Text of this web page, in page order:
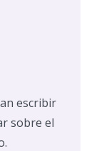
escribir
sobre el